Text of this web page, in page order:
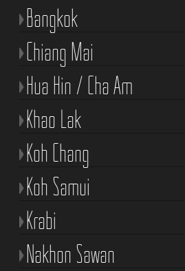
Bangkok
Chiang Mai
Hua Hin / Cha Am
Khao Lak
Koh Chang
Koh Samui
Krabi
Nakhon Sawan